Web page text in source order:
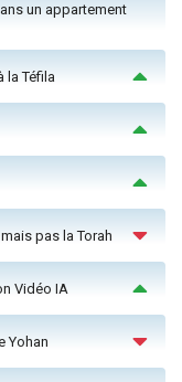
un appartement
la Téfila
pas la Torah
Vidéo IA
Yohan